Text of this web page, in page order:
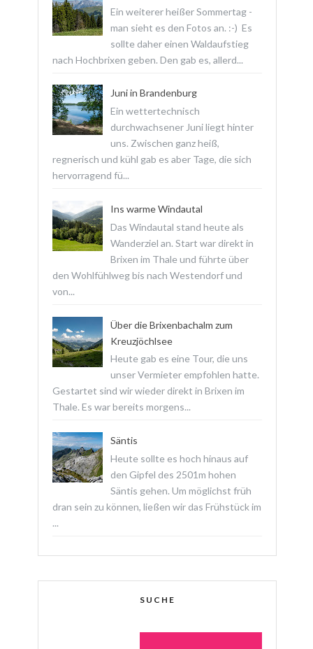
Ein weiterer heißer Sommertag -
man sieht es den Fotos an. :-) Es
sollte daher einen Waldaufstieg
nach Hochbrixen geben. Den gab es, allerd...
Juni in Brandenburg
Ein wettertechnisch
durchwachsener Juni liegt hinter
uns. Zwischen ganz heiß,
regnerisch und kühl gab es aber Tage, die sich
hervorragend fü...
Ins warme Windautal
Das Windautal stand heute als
Wanderziel an. Start war direkt in
Brixen im Thale und führte über
den Wohlfühlweg bis nach Westendorf und
von...
Über die Brixenbachalm zum
Kreuzjöchlsee
Heute gab es eine Tour, die uns
unser Vermieter empfohlen hatte.
Gestartet sind wir wieder direkt in Brixen im
Thale. Es war bereits morgens...
Säntis
Heute sollte es hoch hinaus auf
den Gipfel des 2501m hohen
Säntis gehen. Um möglichst früh
dran sein zu können, ließen wir das Frühstück im
...
SUCHE